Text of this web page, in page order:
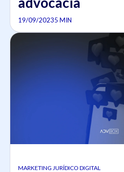
19/09/20235 MIN
MARKETING JURÍDICO DIGITAL